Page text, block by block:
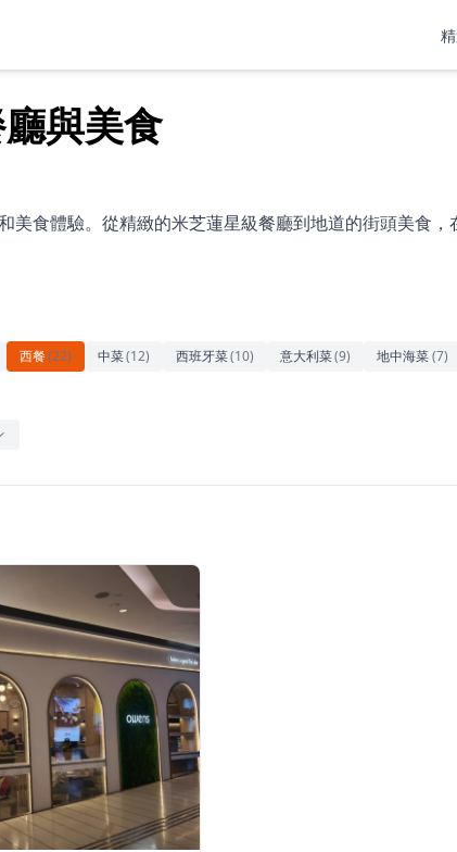
與美食
美食體驗。從精緻的米芝蓮星級餐廳到地道的街頭美食，
西餐(22) 中菜(12) 西班牙菜(10) 意大利菜(9) 地中海菜(7)